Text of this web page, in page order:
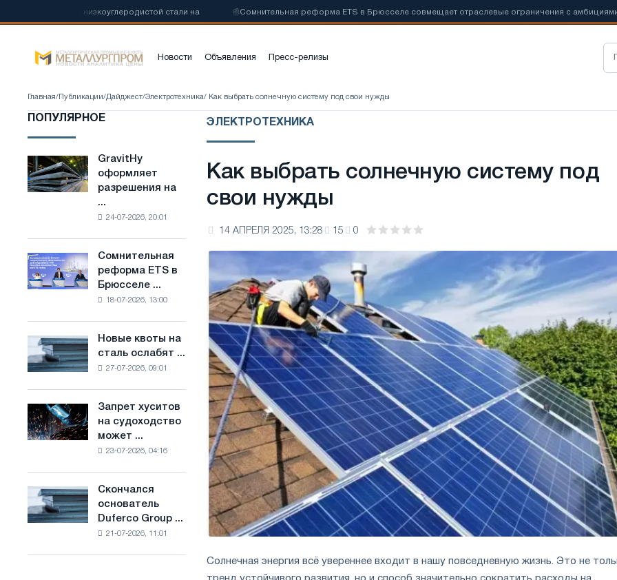
низкоуглеродистой стали на Сомнительная реформа ETS в Брюсселе совмещает отраслевые ограничения с амбициями по
Новости Объявления Пресс-релизы
Главная/ Публикации/Дайджест/Электротехника/ Как выбрать солнечную систему под свои нужды
ПОПУЛЯРНОЕ
GravitHy
оформляет
разрешения
строительство
производству
низкоуглеродистой
основе
водорода
Франции
GravitHy
оформляет
разрешения на
...
24-07-2026, 20:01
Сомнительная
реформа
ETS
отраслевые
ограничения
амбициями
по
борьбе
с
Сомнительная
реформа ETS в
Брюсселе ...
18-07-2026, 13:00
Новые
квоты
на
конкуренцию
в
Новые квоты на
сталь ослабят ...
27-07-2026, 09:01
Запрет
хуситов
на
импорт
Саудовской
Запрет хуситов
на судоходство
может ...
23-07-2026, 04:16
Скончался
основатель
Duferco
Скончался
основатель
Duferco Group ...
21-07-2026, 11:01
ЭЛЕКТРОТЕХНИКА
Как выбрать солнечную систему под
свои нужды
14 АПРЕЛЯ 2025, 13:28 15 0
Солнечная энергия всё увереннее входит в нашу повседневную жизнь. Это не